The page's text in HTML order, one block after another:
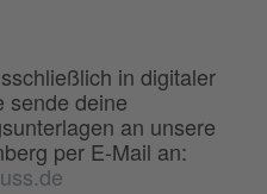
in digitaler
sende deine
an unsere
per E-Mail an: